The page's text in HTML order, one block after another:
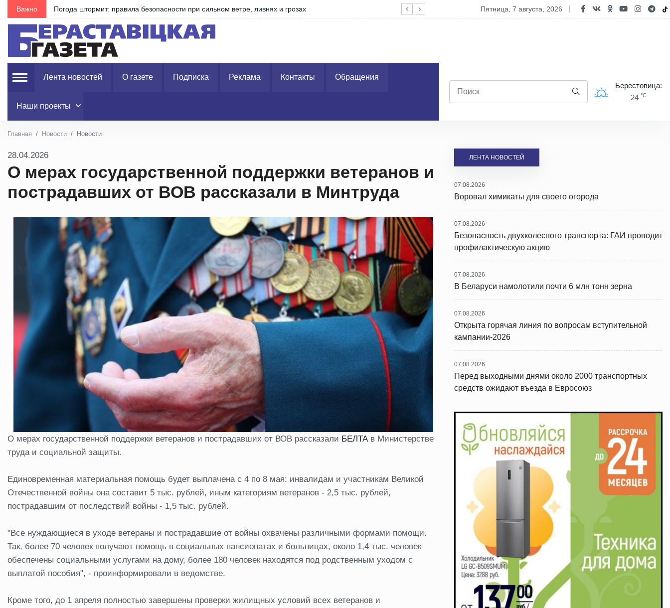
Важно Погода штормит: правила безопасности при сильном ветре, ливнях и грозах Воровал химикаты для своего огорода
пятница, 7 августа, 2026
Лента новостей О газете Подписка Реклама Контакты Обращения
Наши проекты
Берестовица:
24 °C
Главная Новости Новости
28.04.2026
О мерах государственной поддержки ветеранов и
пострадавших от ВОВ рассказали в Минтруда
О мерах государственной поддержки ветеранов и пострадавших от ВОВ рассказали БЕЛТАв Министерстве
труда и социальной защиты.
Единовременная материальная помощь будет выплачена с 4 по 8 мая: инвалидам и участникам Великой
Отечественной войны она составит 5 тыс. рублей, иным категориям ветеранов - 2,5 тыс. рублей,
пострадавшим от последствий войны - 1,5 тыс. рублей.
"Все нуждающиеся в уходе ветераны и пострадавшие от войны охвачены различными формами помощи.
Так, более 70 человек получают помощь в социальных пансионатах и больницах, около 1,4 тыс. человек
обеспечены социальными услугами на дому, более 180 человек находятся под родственным уходом с
выплатой пособия", - проинформировали в ведомстве.
Кроме того, до 1 апреля полностью завершены проверки жилищных условий всех ветеранов и
ЛЕНТА НОВОСТЕЙ
07.08.2026
Воровал химикаты для своего огорода
07.08.2026
Безопасность двухколесного транспорта: ГАИ проводит
профилактическую акцию
07.08.2026
В Беларуси намолотили почти 6 млн тонн зерна
07.08.2026
Открыта горячая линия по вопросам вступительной
кампании-2026
07.08.2026
Перед выходными днями около 2000 транспортных
средств ожидают въезда в Евросоюз